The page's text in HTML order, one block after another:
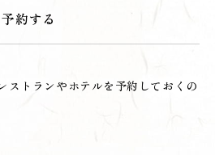
約する
ストランやホテルを予約しておくの